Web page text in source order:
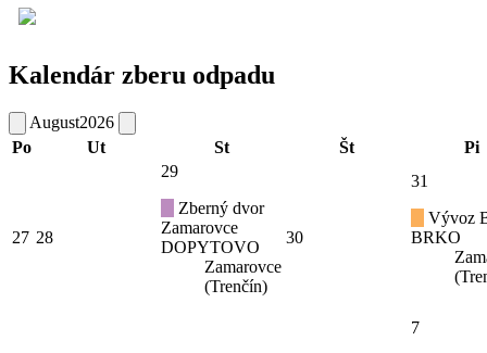
Kalendár zberu odpadu
August2026
Po
Ut St Št Pi
27 28
29
Zberný dvor
Zamarovce
DOPYTOVO
Zamarovce
(Trenčín)
30
31
Vývoz
BRKO
7